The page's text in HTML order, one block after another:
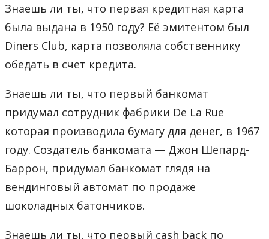
Знаешь ли ты, что первая кредитная карта
была выдана в 1950 году? Её эмитентом был
Diners Club, карта позволяла собственнику
обедать в счет кредита.
Знаешь ли ты, что первый банкомат
придумал сотрудник фабрики De La Rue
которая производила бумагу для денег, в 1967
году. Создатель банкомата — Джон Шепард-
Баррон, придумал банкомат глядя на
вендинговый автомат по продаже
шоколадных батончиков.
Знаешь ли ты, что первый cash back по